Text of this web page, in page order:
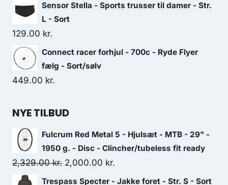
Sensor Stella - Sports trusser til damer - Str.
L - Sort
129.00 kr.
Connect racer forhjul - 700c - Ryde Flyer
fælg - Sort/sølv
449.00 kr.
NYE TILBUD
Fulcrum Red Metal 5 - Hjulsæt - MTB - 29" -
1950 g. - Disc - Clincher/tubeless fit ready
2,329.00kr. Original
price
2,000.00 kr.
price
Trespass Specter - Jakke foret - Str. S - Sort